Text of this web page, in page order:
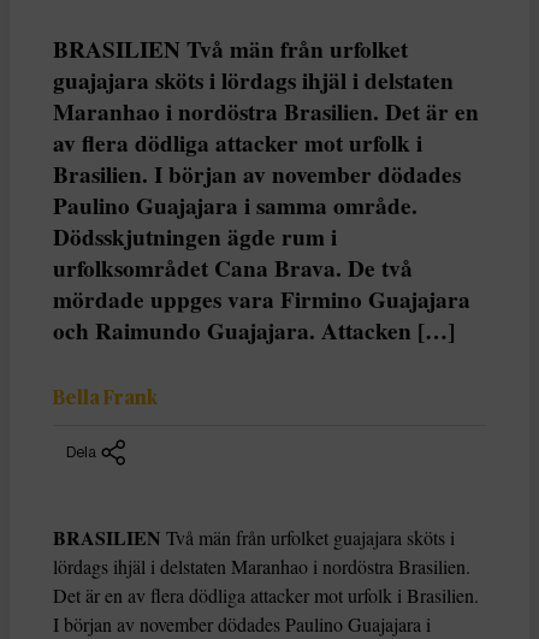
BRASILIEN Två män från urfolket
guajajara sköts i lördags ihjäl i delstaten
Maranhao i nordöstra Brasilien. Det är en
av flera dödliga attacker mot urfolk i
Brasilien. I början av november dödades
Paulino Guajajara i samma område.
Dödsskjutningen ägde rum i
urfolksområdet Cana Brava. De två
mördade uppges vara Firmino Guajajara
och Raimundo Guajajara. Attacken […]
Bella Frank
Dela
BRASILIEN Två män från urfolket guajajara sköts i
lördags ihjäl i delstaten Maranhao i nordöstra Brasilien.
Det är en av flera dödliga attacker mot urfolk i Brasilien.
I början av november dödades Paulino Guajajara i